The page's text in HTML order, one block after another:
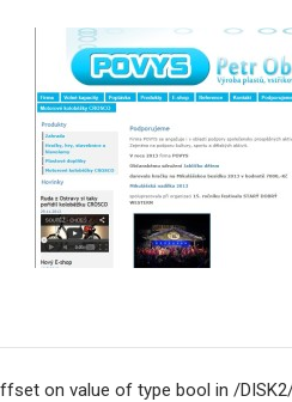
on value of type bool in /